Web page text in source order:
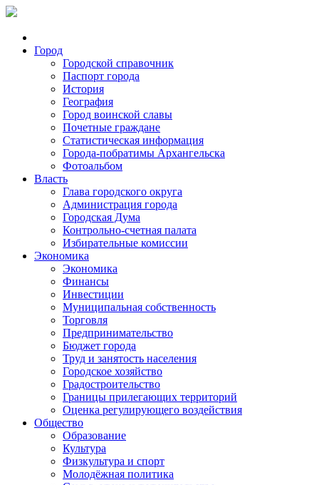
Город
Городской справочник
Паспорт города
История
География
Город воинской славы
Почетные граждане
Статистическая информация
Города-побратимы Архангельска
Фотоальбом
Власть
Глава городского округа
Администрация города
Городская Дума
Контрольно-счетная палата
Избирательные комиссии
Экономика
Экономика
Финансы
Инвестиции
Муниципальная собственность
Торговля
Предпринимательство
Бюджет города
Труд и занятость населения
Городское хозяйство
Градостроительство
Границы прилегающих территорий
Оценка регулирующего воздействия
Общество
Образование
Культура
Физкультура и спорт
Молодёжная политика